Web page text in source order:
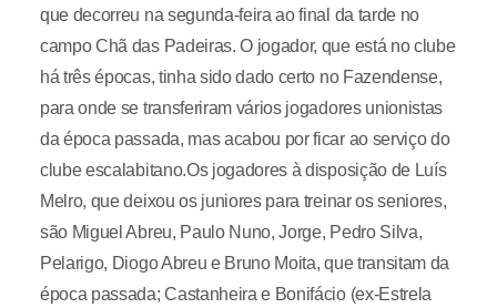
que decorreu na segunda-feira ao final da tarde no
campo Chã das Padeiras. O jogador, que está no clube
há três épocas, tinha sido dado certo no Fazendense,
para onde se transferiram vários jogadores unionistas
da época passada, mas acabou por ficar ao serviço do
clube escalabitano.Os jogadores à disposição de Luís
Melro, que deixou os juniores para treinar os seniores,
são Miguel Abreu, Paulo Nuno, Jorge, Pedro Silva,
Pelarigo, Diogo Abreu e Bruno Moita, que transitam da
época passada; Castanheira e Bonifácio (ex-Estrela